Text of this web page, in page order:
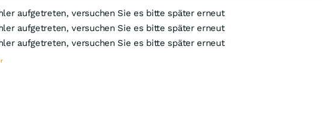
aufgetreten, versuchen Sie es bitte später erneut
aufgetreten, versuchen Sie es bitte später erneut
aufgetreten, versuchen Sie es bitte später erneut